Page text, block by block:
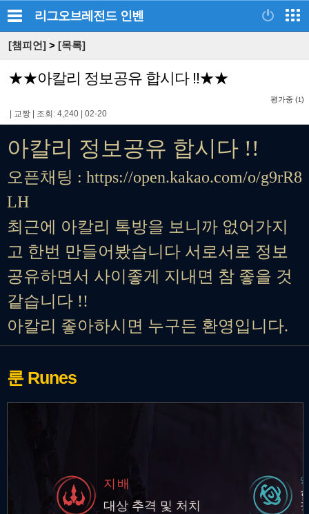
리그오브레전드 인벤
[챔피언] > [목록]
★★아칼리 정보공유 합시다 !!★★
평가중 (1)
교짱 조회: 4,240 02-20
아칼리 정보공유 합시다 !!
오픈채팅 : https://open.kakao.com/o/g9rR8
LH
최근에 아칼리 톡방을 보니까 없어가지
고 한번 만들어봤습니다 서로서로 정보
공유하면서 사이좋게 지내면 참 좋을 것
같습니다 !!
아칼리 좋아하시면 누구든 환영입니다.
룬 Runes
지배
대상 추격 및 처치